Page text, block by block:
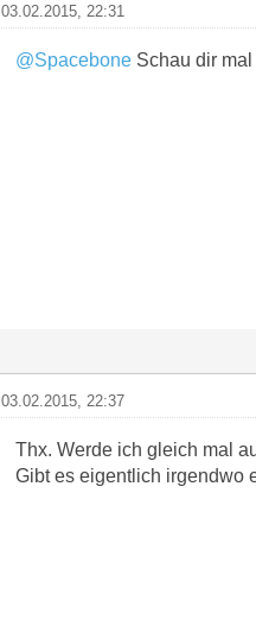
03.02.2015, 22:31
@SpaceboneSchau dir mal
03.02.2015, 22:37
Thx. Werde ich gleich mal
Gibt es eigentlich irgendwo